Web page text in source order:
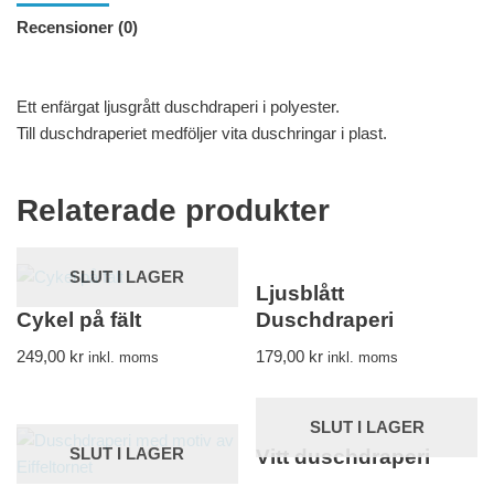
Recensioner (0)
Ett enfärgat ljusgrått duschdraperi i polyester.
Till duschdraperiet medföljer vita duschringar i plast.
Relaterade produkter
SLUT I LAGER
Cykel på fält
249,00 kr inkl. moms
Ljusblått
Duschdraperi
179,00 kr inkl. moms
SLUT I LAGER
SLUT I LAGER
Vitt duschdraperi